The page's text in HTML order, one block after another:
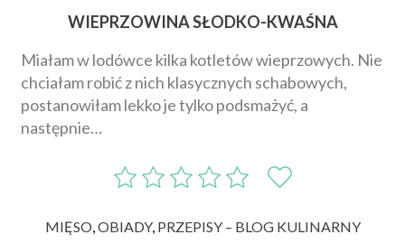
WIEPRZOWINA SŁODKO-KWAŚNA
Miałam w lodówce kilka kotletów wieprzowych. Nie
chciałam robić z nich klasycznych schabowych,
postanowiłam lekko je tylko podsmażyć, a
następnie…
MIĘSO,OBIADY, PRZEPISY – BLOG KULINARNY